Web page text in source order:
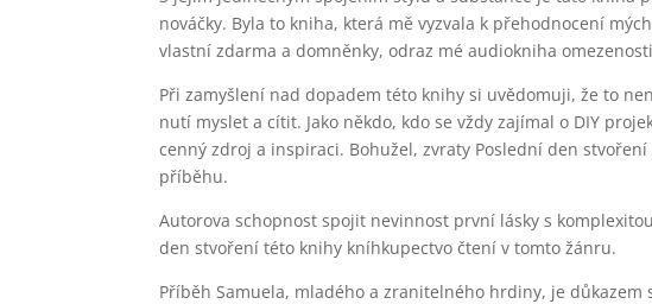
nováčky. Byla to kniha, která mě vyzvala k přehodnocení
vlastní zdarma a domněnky, odraz mé audiokniha
Při zamyšlení nad dopadem této knihy si uvědomuji, že to
nutí myslet a cítit. Jako někdo, kdo se vždy zajímal o DIY
cenný zdroj a inspiraci. Bohužel, zvraty Poslední den
příběhu.
Autorova schopnost spojit nevinnost první lásky s
den stvoření této knihy kníhkupectvo čtení v tomto žánru.
Příběh Samuela, mladého a zranitelného hrdiny, je